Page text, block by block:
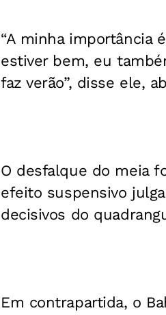
“A minha importância
estiver bem, eu
faz verão”, disse ele,
O desfalque do meia
efeito suspensivo
decisivos do
Em contrapartida, o